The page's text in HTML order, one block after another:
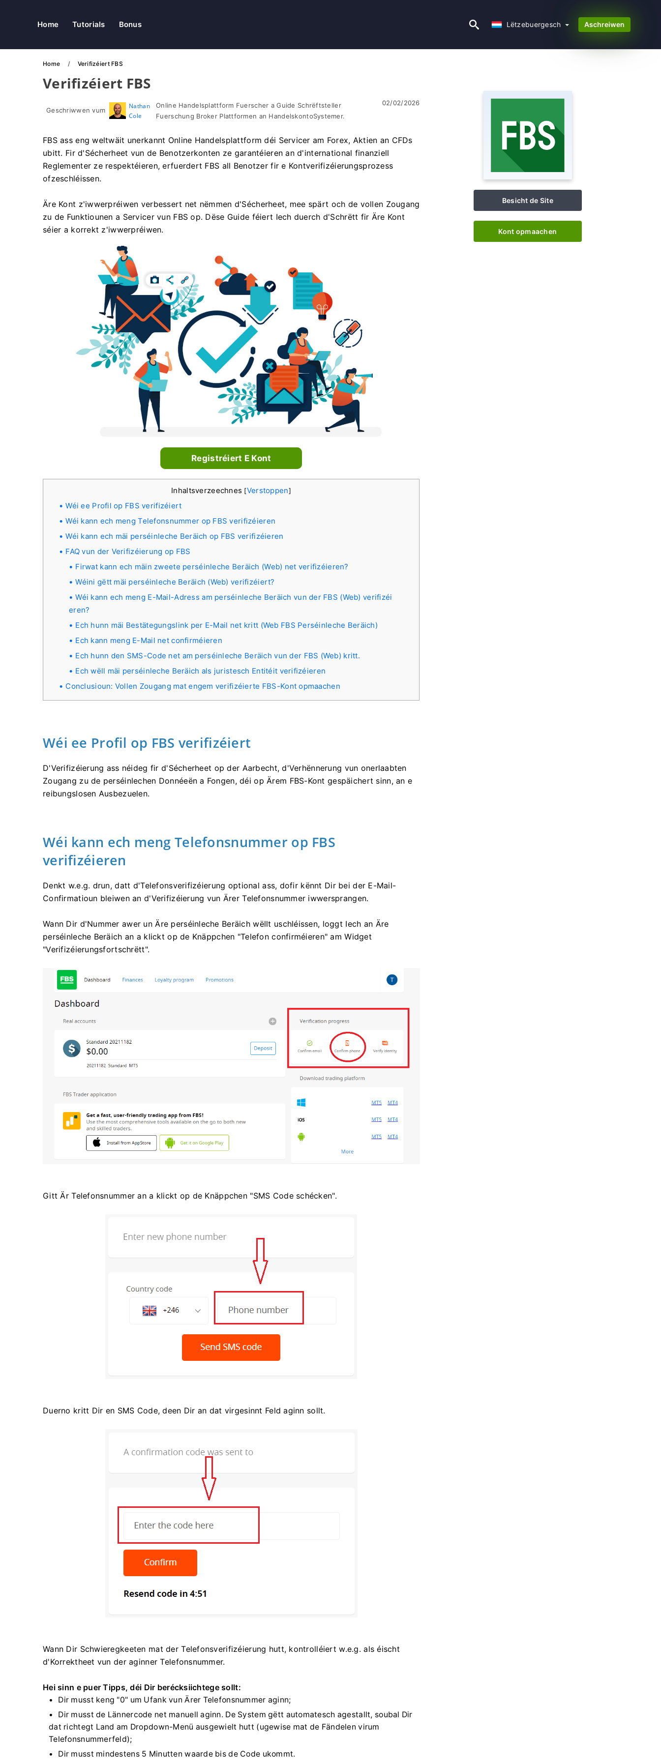
Home Tutorials Bonus Lëtzebuergesch Aschreiwen
Home Verifizéiert FBS
Verifizéiert FBS
Geschriwwen vum
Nathan
Cole
Online Handelsplattform Fuerscher a Guide Schrëftsteller
Fuerschung Broker Plattformen an HandelskontoSystemer.
02/02/2026
FBS ass eng weltwäit unerkannt Online Handelsplattform déi Servicer am Forex, Aktien an CFDs
ubitt. Fir d'Sécherheet vun de Benotzerkonten ze garantéieren an d'international finanziell
Reglementer ze respektéieren, erfuerdert FBS all Benotzer fir e Kontverifizéierungsprozess
ofzeschléissen.
Äre Kont z'iwwerpréiwen verbessert net nëmmen d'Sécherheet, mee spärt och de vollen Zougang
zu de Funktiounen a Servicer vun FBS op. Dëse Guide féiert Iech duerch d'Schrëtt fir Äre Kont
séier a korrekt z'iwwerpréiwen.
Registréiert E Kont
Inhaltsverzeechnes [Verstoppen]
Wéi ee Profil op FBS verifizéiert
Wéi kann ech meng Telefonsnummer op FBS verifizéieren
Wéi kann ech mäi perséinleche Beräich op FBS verifizéieren
FAQ vun der Verifizéierung op FBS
Firwat kann ech mäin zweete perséinleche Beräich (Web) net verifizéieren?
Wéini gëtt mäi perséinleche Beräich (Web) verifizéiert?
Wéi kann ech meng E-Mail-Adress am perséinleche Beräich vun der FBS (Web) verifizéi
eren?
Ech hunn mäi Bestätegungslink per E-Mail net kritt (Web FBS Perséinleche Beräich)
Ech kann meng E-Mail net confirméieren
Ech hunn den SMS-Code net am perséinleche Beräich vun der FBS (Web) kritt.
Ech wëll mäi perséinleche Beräich als juristesch Entitéit verifizéieren
Conclusioun: Vollen Zougang mat engem verifizéierte FBS-Kont opmaachen
Wéi ee Profil op FBS verifizéiert
D'Verifizéierung ass néideg fir d'Sécherheet op der Aarbecht, d'Verhënnerung vun onerlaabten
Zougang zu de perséinlechen Donnéeën a Fongen, déi op Ärem FBS-Kont gespäichert sinn, an e
reibungslosen Ausbezuelen.
Wéi kann ech meng Telefonsnummer op FBS
verifizéieren
Denkt w.e.g. drun, datt d'Telefonsverifizéierung optional ass, dofir kënnt Dir bei der E-Mail-
Confirmatioun bleiwen an d'Verifizéierung vun Ärer Telefonsnummer iwwersprangen.
Wann Dir d'Nummer awer un Äre perséinleche Beräich wëllt uschléissen, loggt Iech an Äre
perséinleche Beräich an a klickt op de Knäppchen "Telefon confirméieren" am Widget
"Verifizéierungsfortschrëtt".
Gitt Är Telefonsnummer an a klickt op de Knäppchen "SMS Code schécken".
Duerno kritt Dir en SMS Code, deen Dir an dat virgesinnt Feld aginn sollt.
Wann Dir Schwieregkeeten mat der Telefonsverifizéierung hutt, kontrolléiert w.e.g. als éischt
d'Korrektheet vun der aginner Telefonsnummer.
Hei sinn e puer Tipps, déi Dir berécksiichtege sollt:
Dir musst keng "0" um Ufank vun Ärer Telefonsnummer aginn;
Dir musst de Lännercode net manuell aginn. De System gëtt automatesch agestallt, soubal Dir
dat richtegt Land am Dropdown-Menü ausgewielt hutt (ugewise mat de Fändelen virum
Telefonsnummerfeld);
Dir musst mindestens 5 Minutten waarde bis de Code ukommt.
Besicht de Site
Kont opmaachen